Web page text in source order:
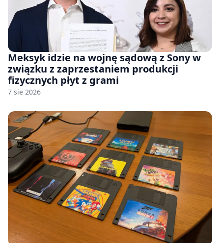
Meksyk idzie na wojnę sądową z Sony w
związku z zaprzestaniem produkcji
fizycznych płyt z grami
7 sie 2026